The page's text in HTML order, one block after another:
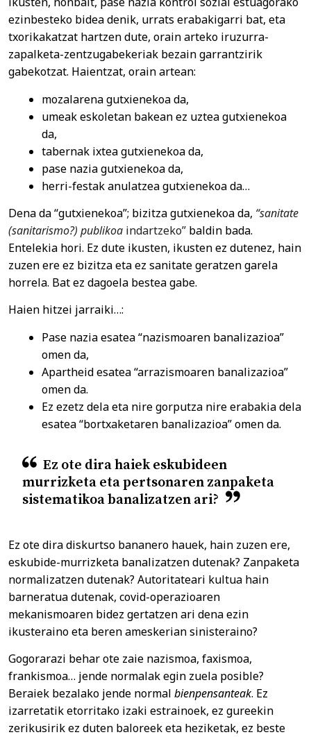
ezinbesteko bidea denik, urrats erabakigarri bat, eta
txorikakatzat hartzen dute, orain arteko iruzurra-
zapalketa-zentzugabekeriak bezain garrantzirik
gabekotzat. Haientzat, orain artean:
mozalarena gutxienekoa da,
umeak eskoletan bakean ez uztea gutxienekoa
da,
tabernak ixtea gutxienekoa da,
pase nazia gutxienekoa da,
herri-festak anulatzea gutxienekoa da…
Dena da “gutxienekoa”; bizitza gutxienekoa da, “sanitate
(sanitarismo?) publikoa indartzeko” baldin bada.
Entelekia hori. Ez dute ikusten, ikusten ez dutenez, hain
zuzen ere ez bizitza eta ez sanitate geratzen garela
horrela. Bat ez dagoela bestea gabe.
Haien hitzei jarraiki…:
Pase nazia esatea “nazismoaren banalizazioa”
omen da,
Apartheid esatea “arrazismoaren banalizazioa”
omen da.
Ez ezetz dela eta nire gorputza nire erabakia dela
esatea “bortxaketaren banalizazioa” omen da.
Ez ote dira haiek eskubideen
murrizketa eta pertsonaren zanpaketa
sistematikoa banalizatzen ari?
Ez ote dira diskurtso bananero hauek, hain zuzen ere,
eskubide-murrizketa banalizatzen dutenak? Zanpaketa
normalizatzen dutenak? Autoritateari kultua hain
barneratua dutenak, covid-operazioaren
mekanismoaren bidez gertatzen ari dena ezin
ikusteraino eta beren ameskerian sinisteraino?
Gogorarazi behar ote zaie nazismoa, faxismoa,
frankismoa… jende normalak egin zuela posible?
Beraiek bezalako jende normal bienpensanteak. Ez
izarretatik etorritako izaki estrainoek, ez gureekin
zerikusirik ez duten baloreek eta heziketak, ez beste